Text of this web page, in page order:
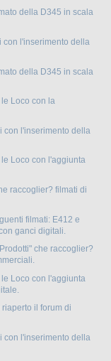
della D345 in scala
con l'inserimento della
della D345 in scala
Loco con la
con l'inserimento della
Loco con l'aggiunta
raccoglier? filmati di
filmati: E412 e
ganci digitali.
che raccoglier?
Loco con l'aggiunta
il forum di
con l'inserimento della